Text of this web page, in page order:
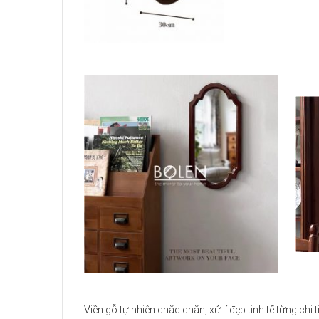
Viền gỗ tự nhiên chắc chắn, xử lí đẹp tinh tế từng chi